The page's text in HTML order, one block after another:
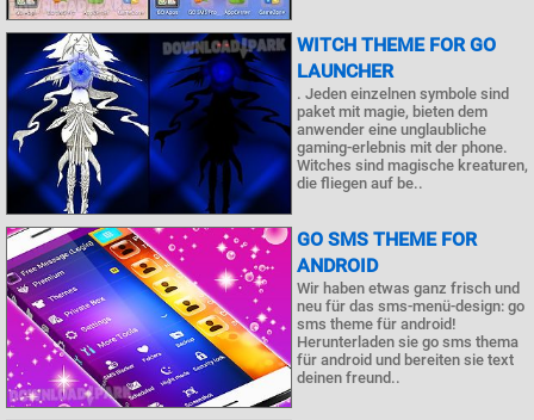
WITCH THEME FOR GO
LAUNCHER
. Jeden einzelnen symbole sind
paket mit magie, bieten dem
anwender eine unglaubliche
gaming-erlebnis mit der phone.
Witches sind magische kreaturen,
die fliegen auf be..
GO SMS THEME FOR
ANDROID
Wir haben etwas ganz frisch und
neu für das sms-menü-design: go
sms theme für android!
Herunterladen sie go sms thema
für android und bereiten sie text
deinen freund..